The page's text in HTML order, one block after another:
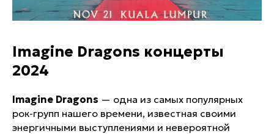
Imagine Dragons концерты
2024
Imagine Dragons — одна из самых популярных
рок-групп нашего времени, известная своими
энергичными выступлениями и невероятной